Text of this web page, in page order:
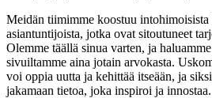
Meidän tiimimme koostuu
asiantuntijoista, jotka ovat sitoutuneet
Olemme täällä sinua varten, ja
sivuiltamme aina jotain arvokasta.
voi oppia uutta ja kehittää itseään, ja
jakamaan tietoa, joka inspiroi ja innostaa.